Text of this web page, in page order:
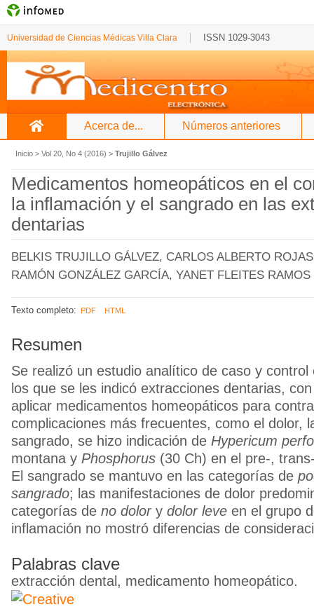
Universidad de Ciencias Médicas Villa Clara ISSN 1029-3043
Acerca de... Números anteriores
Inicio > Vol 20, No 4 (2016) > Trujillo Gálvez
Medicamentos homeopáticos en el
la inflamación y el sangrado en las
dentarias
BELKIS TRUJILLO GÁLVEZ, CARLOS ALBERTO
RAMÓN GONZÁLEZ GARCÍA, YANET FLEITES RAMOS
Texto completo: PDF HTML
Resumen
Se realizó un estudio analítico de caso y control
los que se les indicó extracciones dentarias,
aplicar medicamentos homeopáticos para
complicaciones más frecuentes, como el dolor,
sangrado, se hizo indicación de Hypericum
montana y Phosphorus (30 Ch) en el pre-,
El sangrado se mantuvo en las categorías de
sangrado; las manifestaciones de dolor
categorías de no dolory dolor leve en el grupo
inflamación no mostró diferencias de
Palabras clave
extracción dental, medicamento homeopático.